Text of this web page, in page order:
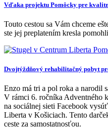
Vďaka projektu Pomôcky pre
Touto cestou sa Vám chceme
ste jej preplatením kresla
Dvojtýždňový rehabilitačný pobyt
Enzo má tri a pol roka a narodil
V rámci 6. ročníka Adventného
na sociálnej sieti Facebook
Liberta v Košiciach. Tento
ceste za samostatnosťou.